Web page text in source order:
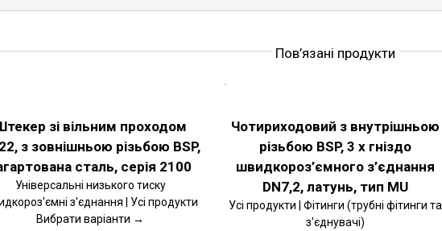
Пов’язані продукти
зі вільним проходом
з зовнішньою різьбою BSP,
сталь, серія 2100
Універсальні низького тиску
з'єднання | Усі продукти
Вибрати варіанти →
ТОВАР
МАЄ
КІЛЬКА
ПАРАМЕТРИ
МОЖНА
ВИБРАТИ
НА
Чотириходовий з внутрішньою
різьбою BSP, 3 x гніздо
швидкороз’ємного з’єднання
DN7,2, латунь, тип MU
Усі продукти | Фітинги (трубні фітинги та
з'єднувачі)